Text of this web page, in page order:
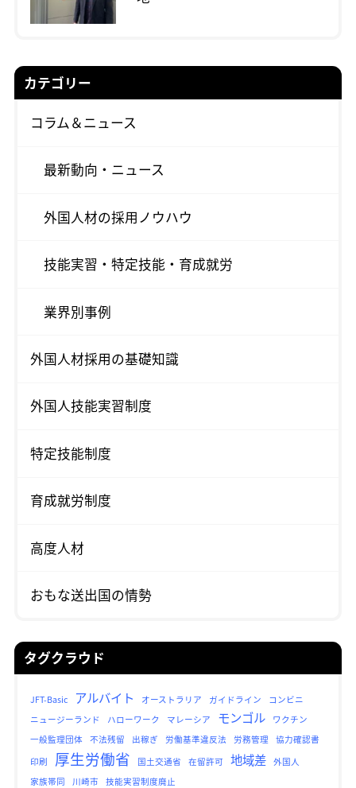
カテゴリー
コラム＆ニュース
最新動向・ニュース
外国人材の採用ノウハウ
技能実習・特定技能・育成就労
業界別事例
外国人材採用の基礎知識
外国人技能実習制度
特定技能制度
育成就労制度
高度人材
おもな送出国の情勢
タグクラウド
JFT-Basic アルバイト オーストラリア ガイドライン
コンビニ
ニュージーランド
ハローワーク マレーシア モンゴル
ワクチン
一般監理団体
不法残留 出稼ぎ 労働基準違反法 労務管理
協力確認書
印刷
厚生労働省 国土交通省 在留許可 地域差
外国人
家族帯同
川崎市 技能実習制度廃止